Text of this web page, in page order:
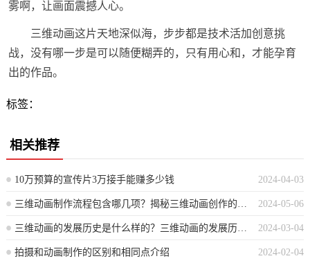
雾啊，让画面震撼人心。
三维动画这片天地深似海，步步都是技术活加创意挑
战，没有哪一步是可以随便糊弄的，只有用心和，才能孕育
出的作品。
标签：
相关推荐
2024-04-03
10万预算的宣传片3万接手能赚多少钱
2024-05-06
2024-03-04
三维动画的发展历史是什么样的？三维动画的发展历史简述
2024-02-04
拍摄和动画制作的区别和相同点介绍